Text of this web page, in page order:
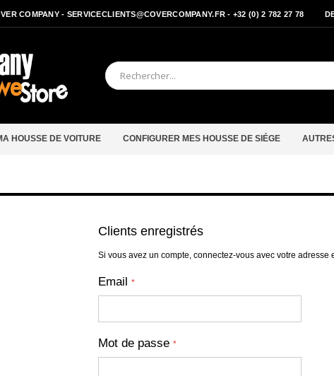
COMPANY - SERVICECLIENTS@COVERCOMPANY.FR - +32 (0) 2 782 27 78
HOUSSE DE VOITURE CONFIGURER MES HOUSSE DE SIÉGE
Clients enregistrés
Si vous avez un compte, connectez-vous avec votre adresse
Email
Mot de passe